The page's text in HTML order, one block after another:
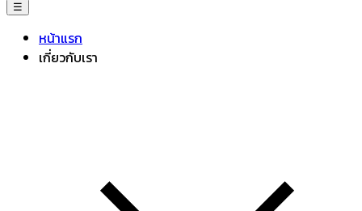
☰
หน้าแรก
เกี่ยวกับเรา